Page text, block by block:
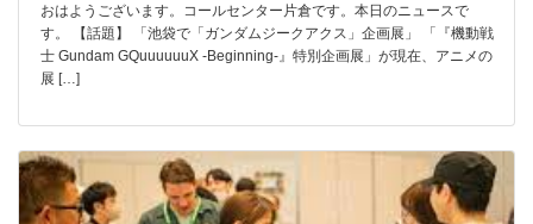
おはようございます。コールセンター片倉です。本日のニュースで
す。 【話題】 「池袋で「ガンダムジークアクス」企画展」 「『機動戦
士 Gundam GQuuuuuuX -Beginning-』特別企画展」が現在、アニメの
展 […]